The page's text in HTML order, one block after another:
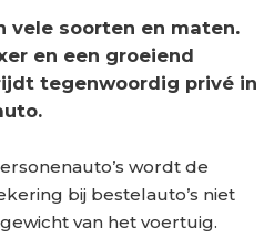
vele soorten en maten.
en een groeiend
tegenwoordig privé in
wordt de
bij bestelauto’s niet
van het voertuig.